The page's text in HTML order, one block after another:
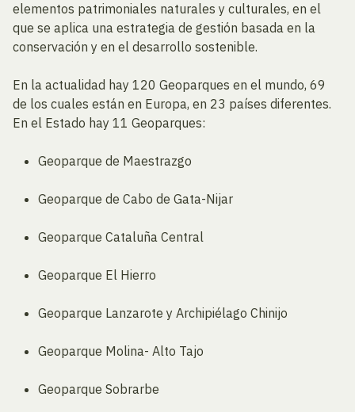
elementos patrimoniales naturales y culturales, en el
que se aplica una estrategia de gestión basada en la
conservación y en el desarrollo sostenible.
En la actualidad hay 120 Geoparques en el mundo, 69
de los cuales están en Europa, en 23 países diferentes.
En el Estado hay 11 Geoparques:
Geoparque de Maestrazgo
Geoparque de Cabo de Gata-Nijar
Geoparque Cataluña Central
Geoparque El Hierro
Geoparque Lanzarote y Archipiélago Chinijo
Geoparque Molina- Alto Tajo
Geoparque Sobrarbe